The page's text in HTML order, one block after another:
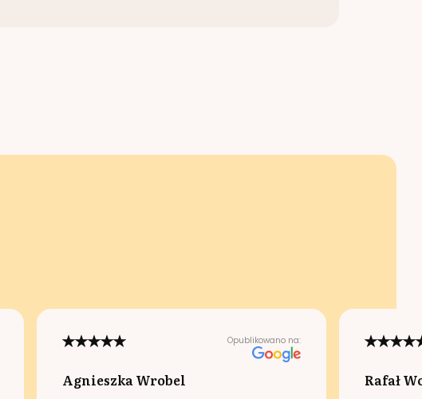
Opublikowano na:
Agnieszka Wrobel Rafał